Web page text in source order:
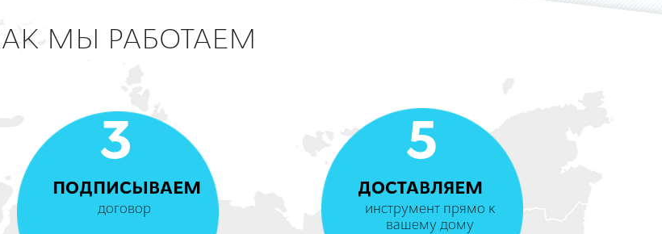
МЫ РАБОТАЕМ
3
ПОДПИСЫВАЕМ
договор
5
ДОСТАВЛЯЕМ
инструмент прямо к
вашему дому